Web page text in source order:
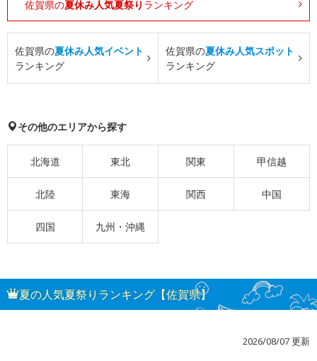
佐賀県の夏休み人気夏祭り ランキング
佐賀県の夏休み人気イベント
ランキング
佐賀県の夏休み人気スポット
ランキング
その他のエリアから探す
北海道 東北 関東 甲信越
北陸 東海 関西 中国
四国 九州・沖縄
夏の人気夏祭りランキング【佐賀県】
2026/08/07 更新